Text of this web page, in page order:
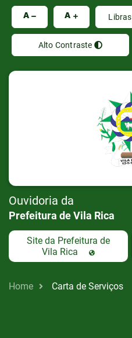
A A Libras
Alto Contraste
Ouvidoria da
Prefeitura de Vila Rica
Site da Prefeitura de
Vila Rica
Home Carta de Serviços